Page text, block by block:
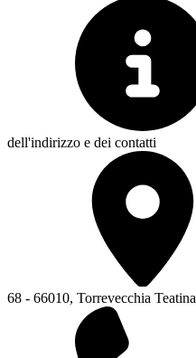
dell'indirizzo e dei contatti
68 - 66010, Torrevecchia Teatina